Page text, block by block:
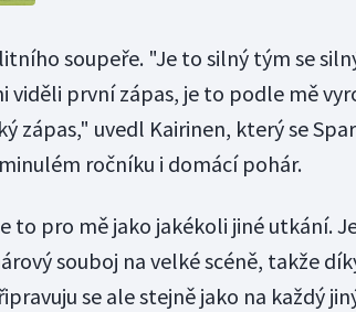
soupeře. "Je to silný tým se
viděli první zápas, je to podle mě
zápas," uvedl Kairinen, který se
ročníku i domácí pohár.
to pro mě jako jakékoli jiné utkání.
souboj na velké scéně, takže
se ale stejně jako na každý